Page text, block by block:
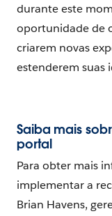
durante este
oportunidade de
criarem novas
estenderem suas
Saiba mais
portal
Para obter mais
implementar a
Brian Havens,